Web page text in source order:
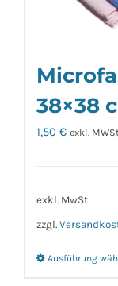
38×38
1,50 € exkl.
exkl. MwSt.
zzgl.
Ausführung